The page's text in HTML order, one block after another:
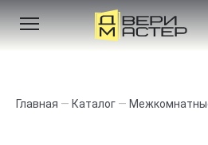
Главная — Каталог —